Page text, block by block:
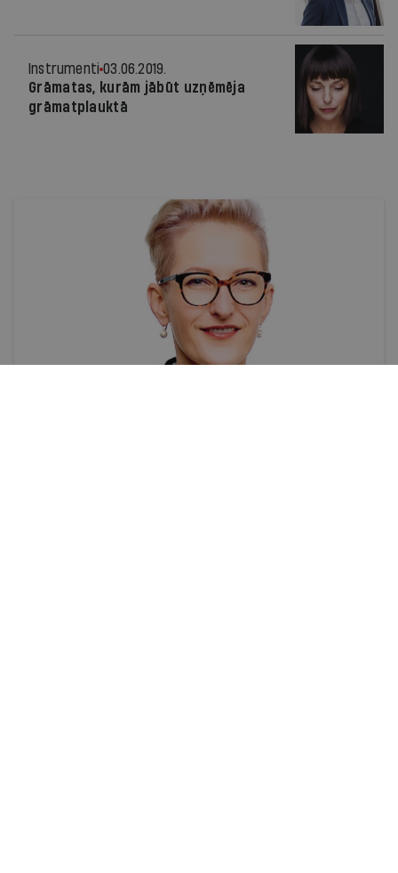
Instrumenti 03.06.2019.
Grāmatas, kurām jābūt uzņēmēja
grāmatplauktā